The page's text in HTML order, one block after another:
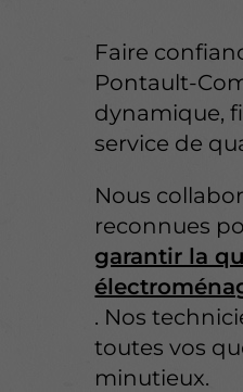
Faire
Pontault-
dynamique,
service de
Nous
reconnues
garantir la
. Nos
toutes vos
minutieux.